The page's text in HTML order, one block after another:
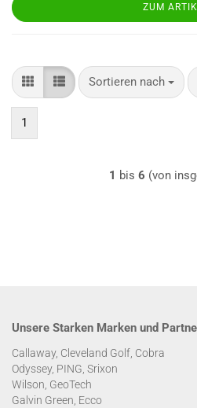
ZUM
Sortieren nach
Sortieren nach
1
1 bis 6 (von
Unsere Starken Marken und
Callaway, Cleveland Golf, Cobra
Odyssey, PING, Srixon
Wilson, GeoTech
Galvin Green, Ecco